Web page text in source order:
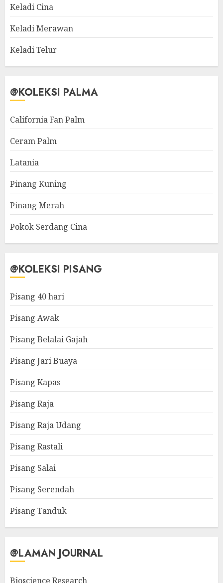
Keladi Cina
Keladi Merawan
Keladi Telur
@KOLEKSI PALMA
California Fan Palm
Ceram Palm
Latania
Pinang Kuning
Pinang Merah
Pokok Serdang Cina
@KOLEKSI PISANG
Pisang 40 hari
Pisang Awak
Pisang Belalai Gajah
Pisang Jari Buaya
Pisang Kapas
Pisang Raja
Pisang Raja Udang
Pisang Rastali
Pisang Salai
Pisang Serendah
Pisang Tanduk
@LAMAN JOURNAL
Bioscience Research